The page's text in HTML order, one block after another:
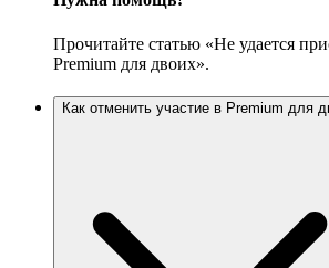
Прочитайте статью «Не удается
Premium для двоих».
Как отменить участие в Premium для